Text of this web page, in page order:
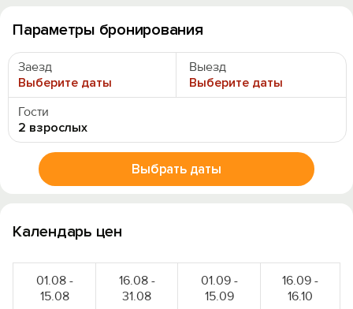
Параметры бронирования
Заезд
Выберите даты
Выезд
Выберите даты
Гости
2 взрослых
Выбрать даты
Календарь цен
01.08 -
15.08
16.08 -
31.08
01.09 -
15.09
16.09 -
16.10